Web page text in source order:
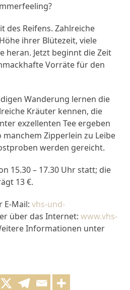
des Reifens. Zahlreiche
ihrer Blütezeit, viele
heran. Jetzt beginnt die Zeit
Vorräte für den
Wanderung lernen die
Kräuter kennen, die
exzellenten Tee ergeben
Zipperlein zu Leibe
werden gereicht.
15.30 – 17.30 Uhr statt; die
13 €.
E-Mail:vhs-und-
über das Internet:www.vhs-
Informationen unter